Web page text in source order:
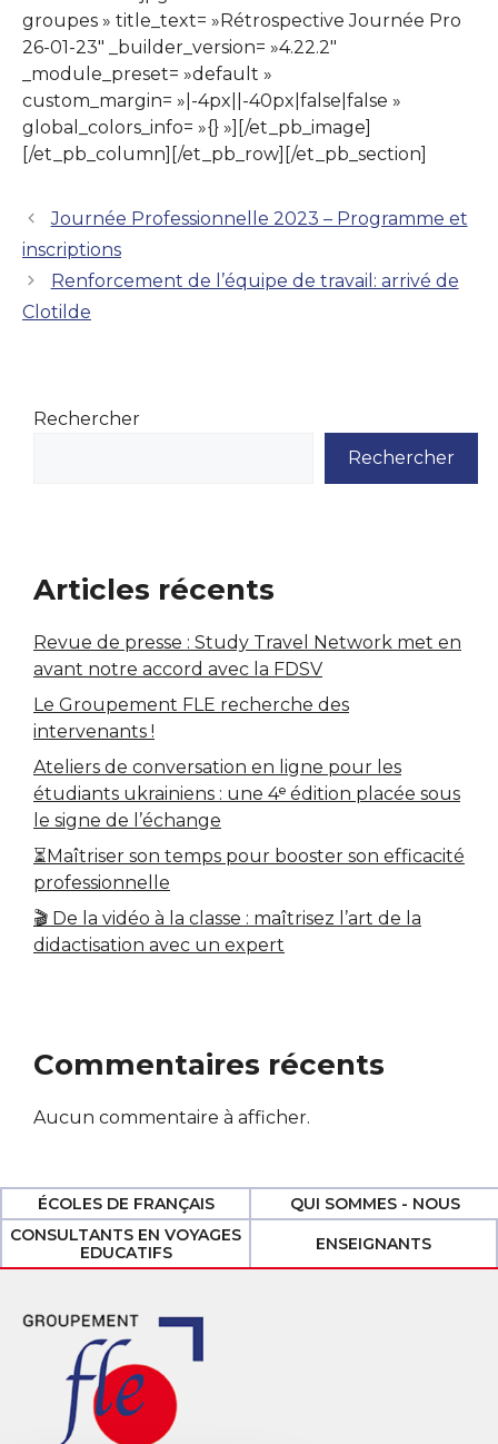
groupes » title_text= »Rétrospective Journée Pro
26-01-23″ _builder_version= »4.22.2″
_module_preset= »default »
custom_margin= »|-4px||-40px|false|false »
global_colors_info= »{} »][/et_pb_image]
[/et_pb_column][/et_pb_row][/et_pb_section]
Journée Professionnelle 2023 – Programme et
inscriptions
Renforcement de l’équipe de travail: arrivé de
Clotilde
Rechercher
Rechercher
Articles récents
Revue de presse : Study Travel Network met en
avant notre accord avec la FDSV
Le Groupement FLE recherche des
intervenants !
Ateliers de conversation en ligne pour les
étudiants ukrainiens : une 4ᵉ édition placée sous
le signe de l’échange
⏳Maîtriser son temps pour booster son efficacité
professionnelle
🎬 De la vidéo à la classe : maîtrisez l’art de la
didactisation avec un expert
Commentaires récents
Aucun commentaire à afficher.
ÉCOLES DE FRANÇAIS
QUI SOMMES - NOUS
CONSULTANTS EN VOYAGES
EDUCATIFS
ENSEIGNANTS